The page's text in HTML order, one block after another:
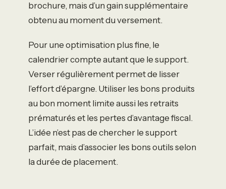
brochure, mais d’un gain supplémentaire
obtenu au moment du versement.
Pour une optimisation plus fine, le
calendrier compte autant que le support.
Verser régulièrement permet de lisser
l’effort d’épargne. Utiliser les bons produits
au bon moment limite aussi les retraits
prématurés et les pertes d’avantage fiscal.
L’idée n’est pas de chercher le support
parfait, mais d’associer les bons outils selon
la durée de placement.